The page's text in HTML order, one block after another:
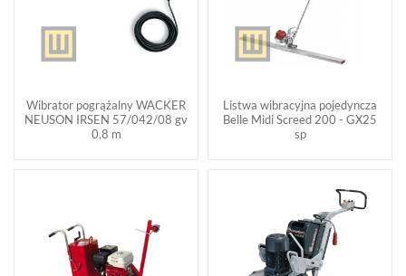
Wibrator pogrążalny WACKER
NEUSON IRSEN 57/042/08 gv
0,8 m
Listwa wibracyjna pojedyncza
Belle Midi Screed 200 - GX25
sp